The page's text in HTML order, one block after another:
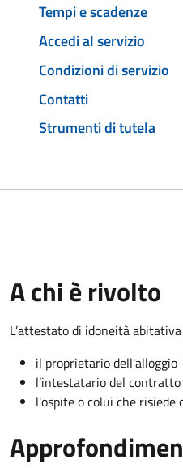
Tempi e scadenze
Accedi al servizio
Condizioni di servizio
Contatti
Strumenti di tutela
A chi è rivolto
L’attestato di idoneità
il proprietario dell'alloggio
l’intestatario del
l'ospite o colui che risiede